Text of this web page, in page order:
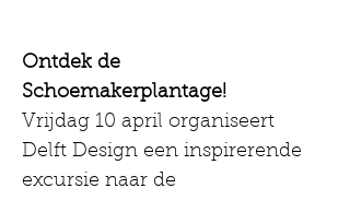
Ontdek de
Schoemakerplantage!
Vrijdag 10 april organiseert
Delft Design een inspirerende
excursie naar de